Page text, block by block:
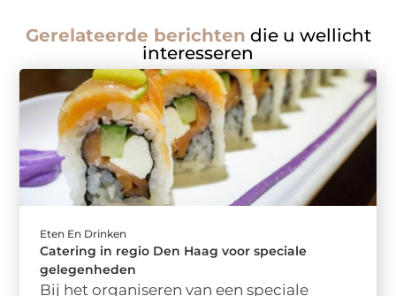
Gerelateerde berichten die u wellicht
interesseren
Eten En Drinken
Catering in regio Den Haag voor speciale
gelegenheden
Bij het organiseren van een speciale